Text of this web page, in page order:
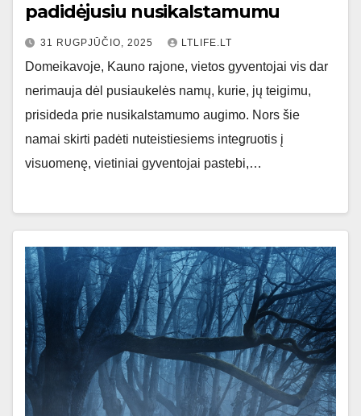
padidėjusiu nusikalstamumu
31 RUGPJŪČIO, 2025 LTLIFE.LT
Domeikavoje, Kauno rajone, vietos gyventojai vis dar
nerimauja dėl pusiaukelės namų, kurie, jų teigimu,
prisideda prie nusikalstamumo augimo. Nors šie
namai skirti padėti nuteistiesiems integruotis į
visuomenę, vietiniai gyventojai pastebi,…